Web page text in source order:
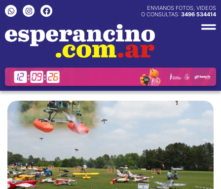
contenido
W
h
t
s
a
I
n
t
a
g
m
F
a
e
b
ENVIANOS FOTOS, VIDEOS
O CONSULTAS: 3496 534414